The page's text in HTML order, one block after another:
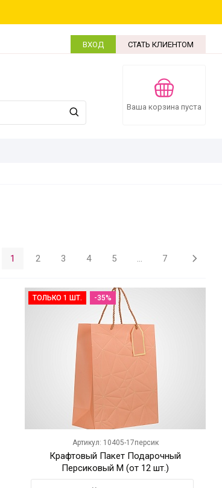
ВХОД СТАТЬ КЛИЕНТОМ
Ваша корзина пуста
1 2 3 4 5 ... 7
ТОЛЬКО 1 ШТ. -35%
Артикул: 10405-17персик
Крафтовый Пакет Подарочный
Персиковый M (от 12 шт.)